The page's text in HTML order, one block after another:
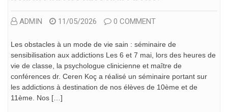
ADMIN 11/05/2026 0 COMMENT
Les obstacles à un mode de vie sain : séminaire de
sensibilisation aux addictions Les 6 et 7 mai, lors des heures de
vie de classe, la psychologue clinicienne et maître de
conférences dr. Ceren Koç a réalisé un séminaire portant sur
les addictions à destination de nos élèves de 10ème et de
11ème. Nos […]